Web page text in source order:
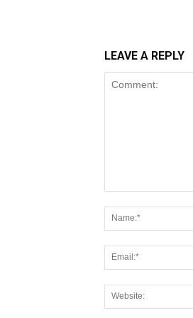
LEAVE A REPLY